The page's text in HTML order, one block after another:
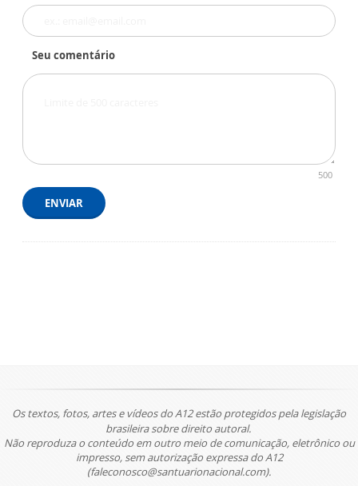
Seu comentário
500
ENVIAR
Os textos, fotos, artes e vídeos do A12 estão protegidos pela legislação
brasileira sobre direito autoral.
Não reproduza o conteúdo em outro meio de comunicação, eletrônico ou
impresso, sem autorização expressa do A12
(faleconosco@santuarionacional.com).